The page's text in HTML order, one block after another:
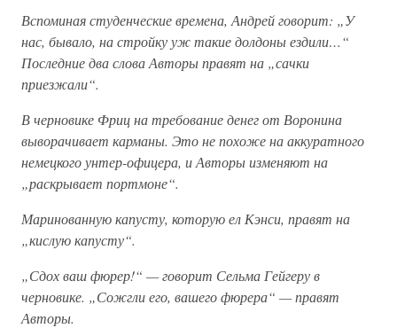
Вспоминая студенческие времена, Андрей говорит: „У
нас, бывало, на стройку уж такие долдоны ездили…“
Последние два слова Авторы правят на „сачки
приезжали“.
В черновике Фриц на требование денег от Воронина
выворачивает карманы. Это не похоже на аккуратного
немецкого унтер-офицера, и Авторы изменяют на
„раскрывает портмоне“.
Маринованную капусту, которую ел Кэнси, правят на
„кислую капусту“.
„Сдох ваш фюрер!“ — говорит Сельма Гейгеру в
черновике. „Сожгли его, вашего фюрера“ — правят
Авторы.